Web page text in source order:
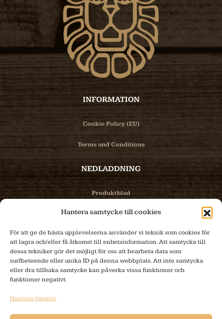
Hantera samtycke till cookies
För att ge de bästa upplevelserna använder vi teknik som cookies för
att lagra och/eller få åtkomst till enhetsinformation. Att samtycka till
dessa tekniker gör det möjligt för oss att bearbeta data som
surfbeteende eller unika ID på denna webbplats. Att inte samtycka
eller dra tillbaka samtycke kan påverka vissa funktioner och
funktioner negativt.
Hantera tjänster
INFORMATION
Cookie Policy (EU)
Terms and Conditions
NEDLADDNING
Produktblad
Bilder
PRODUKTER
Produktinfo